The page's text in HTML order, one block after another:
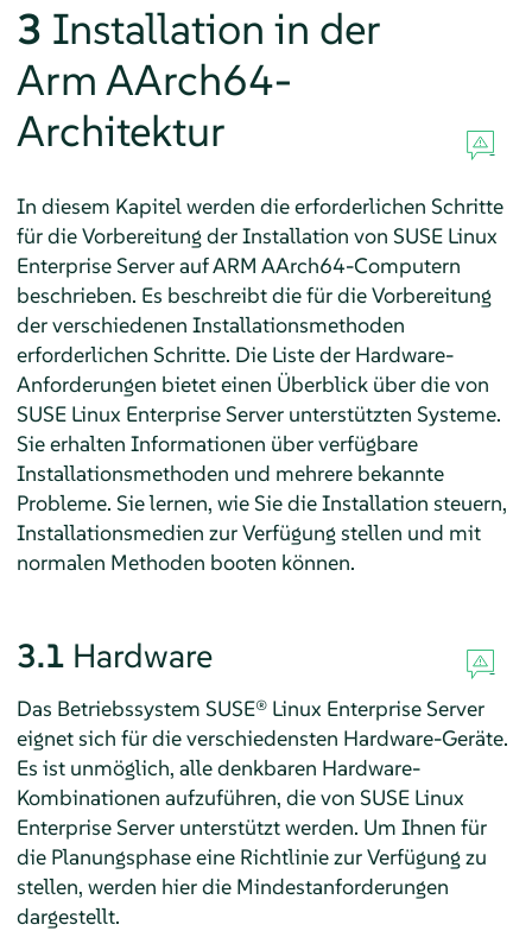
3 Installation in der
Arm AArch64-
Architektur
In diesem Kapitel werden die erforderlichen Schritte
für die Vorbereitung der Installation von SUSE Linux
Enterprise Serverauf ARM AArch64-Computern
beschrieben. Es beschreibt die für die Vorbereitung
der verschiedenen Installationsmethoden
erforderlichen Schritte. Die Liste der Hardware-
Anforderungen bietet einen Überblick über die von
SUSE Linux Enterprise Server unterstützten Systeme.
Sie erhalten Informationen über verfügbare
Installationsmethoden und mehrere bekannte
Probleme. Sie lernen, wie Sie die Installation steuern,
Installationsmedien zur Verfügung stellen und mit
normalen Methoden booten können.
3.1 Hardware
Das Betriebssystem SUSE® Linux Enterprise Server
eignet sich für die verschiedensten Hardware-Geräte.
Es ist unmöglich, alle denkbaren Hardware-
Kombinationen aufzuführen, die von SUSE Linux
Enterprise Serverunterstützt werden. Um Ihnen für
die Planungsphase eine Richtlinie zur Verfügung zu
stellen, werden hier die Mindestanforderungen
dargestellt.